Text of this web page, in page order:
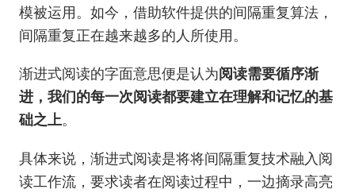
模被运用。如今，借助软件提供的间隔重复算法，
间隔重复正在越来越多的人所使用。
渐进式阅读的字面意思便是认为阅读需要循序渐
进，我们的每一次阅读都要建立在理解和记忆的基
础之上。
具体来说，渐进式阅读是将将间隔重复技术融入阅
读工作流，要求读者在阅读过程中，一边摘录高亮